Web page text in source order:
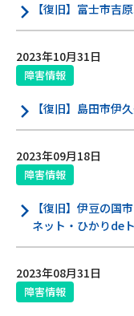
おトクな情報
対応エリア
【復旧】富士市吉
2023年10月31日
障害情報
【復旧】島田市伊
2023年09月18日
障害情報
【復旧】伊豆の国
ネット・ひかりde
2023年08月31日
障害情報